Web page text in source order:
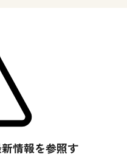
情報を参照す